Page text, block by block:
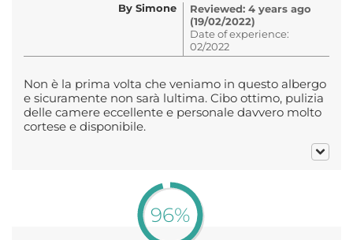
By Simone
Reviewed: 4 years ago
(19/02/2022)
Date of experience:
02/2022
Non è la prima volta che veniamo in questo albergo
e sicuramente non sarà lultima. Cibo ottimo, pulizia
delle camere eccellente e personale davvero molto
cortese e disponibile.
96%